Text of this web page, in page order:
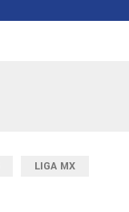
LIGA MX